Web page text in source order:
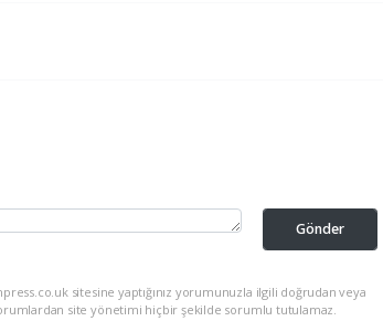
Gönder
sitesine yaptığınız yorumunuzla ilgili doğrudan veya
site yönetimi hiçbir şekilde sorumlu tutulamaz.